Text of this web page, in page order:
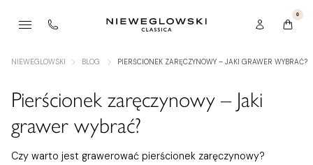
0
NIEWEGLOWSKI BLOG PIERŚCIONEK ZARĘCZYNOWY – JAKI GRAWER WYBRAĆ?
Pierścionek zaręczynowy – Jaki
grawer wybrać?
Czy warto jest grawerować pierścionek zaręczynowy?